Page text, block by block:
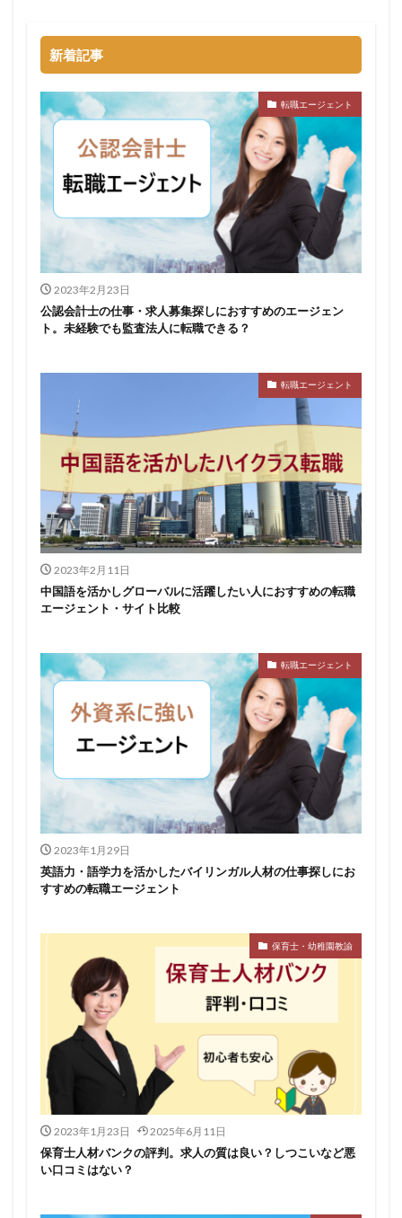
新着記事
転職エージェント
2023年2月23日
公認会計士の仕事・求人募集探しにおすすめのエージェン
ト。未経験でも監査法人に転職できる？
転職エージェント
2023年2月11日
中国語を活かしグローバルに活躍したい人におすすめの転職
エージェント・サイト比較
転職エージェント
2023年1月29日
英語力・語学力を活かしたバイリンガル人材の仕事探しにお
すすめの転職エージェント
保育士・幼稚園教諭
2023年1月23日 2025年6月11日
保育士人材バンクの評判。求人の質は良い？しつこいなど悪
い口コミはない？